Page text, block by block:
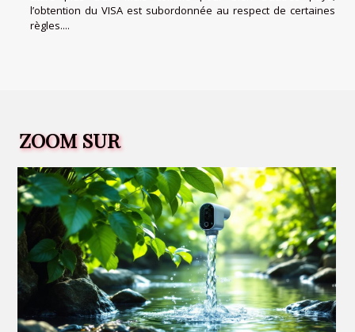
l’obtention du VISA est subordonnée au respect de certaines
règles....
ZOOM SUR